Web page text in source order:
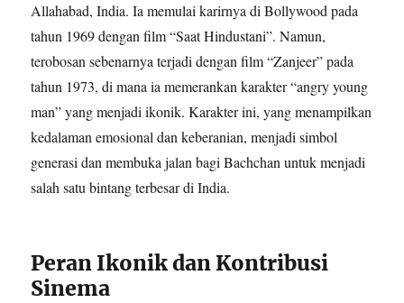
Allahabad, India. Ia memulai karirnya di Bollywood pada
tahun 1969 dengan film “Saat Hindustani”. Namun,
terobosan sebenarnya terjadi dengan film “Zanjeer” pada
tahun 1973, di mana ia memerankan karakter “angry young
man” yang menjadi ikonik. Karakter ini, yang menampilkan
kedalaman emosional dan keberanian, menjadi simbol
generasi dan membuka jalan bagi Bachchan untuk menjadi
salah satu bintang terbesar di India.
Peran Ikonik dan Kontribusi
Sinema